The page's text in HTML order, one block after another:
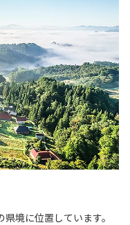
境に位置しています。